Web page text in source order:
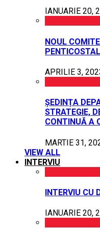
IANUARIE 20,
NOUL
APRILIE 3,
ȘEDINȚA
STRATEGIE,
CONTINUĂ A
MARTIE 31,
VIEW ALL
INTERVIU
INTERVIU CU
IANUARIE 20,